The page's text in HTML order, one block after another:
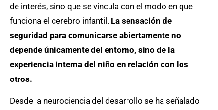
de interés, sino que se vincula con el modo en que
funciona el cerebro infantil. La sensación de
seguridad para comunicarse abiertamente no
depende únicamente del entorno, sino de la
experiencia interna del niño en relación con los
otros.
Desde la neurociencia del desarrollo se ha señalado